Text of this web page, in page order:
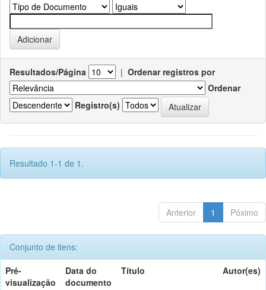
Resultados/Página | Ordenar registros por
Ordenar
Registro(s)
Resultado 1-1 de 1.
Anterior 1 Póximo
Conjunto de itens:
Pré-
visualização
Data do
documento
Título Autor(es)